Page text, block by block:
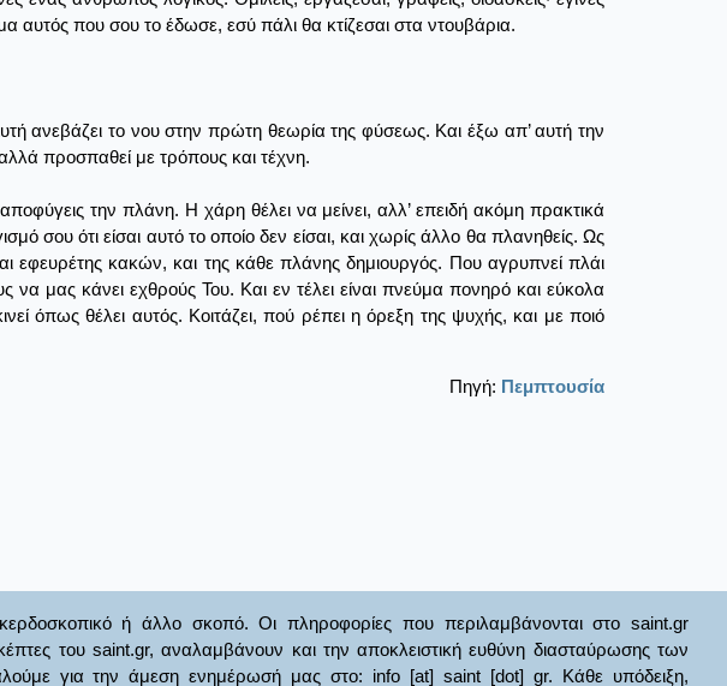
αυτός που σου το έδωσε, εσύ πάλι θα κτίζεσαι στα ντουβάρια.
ανεβάζει το νου στην πρώτη θεωρία της φύσεως. Και έξω απ’ αυτή την
προσπαθεί με τρόπους και τέχνη.
την πλάνη. Η χάρη θέλει να μείνει, αλλ’ επειδή ακόμη πρακτικά
σου ότι είσαι αυτό το οποίο δεν είσαι, και χωρίς άλλο θα πλανηθείς. Ως
εφευρέτης κακών, και της κάθε πλάνης δημιουργός. Που αγρυπνεί πλάι
μας κάνει εχθρούς Του. Και εν τέλει είναι πνεύμα πονηρό και εύκολα
όπως θέλει αυτός. Κοιτάζει, πού ρέπει η όρεξη της ψυχής, και με ποιό
Πηγή: Πεμπτουσία
ή άλλο σκοπό. Οι πληροφορίες που περιλαμβάνονται στο saint.gr
του saint.gr, αναλαμβάνουν και την αποκλειστική ευθύνη διασταύρωσης των
για την άμεση ενημέρωσή μας στο: info [at] saint [dot] gr. Κάθε υπόδειξη,